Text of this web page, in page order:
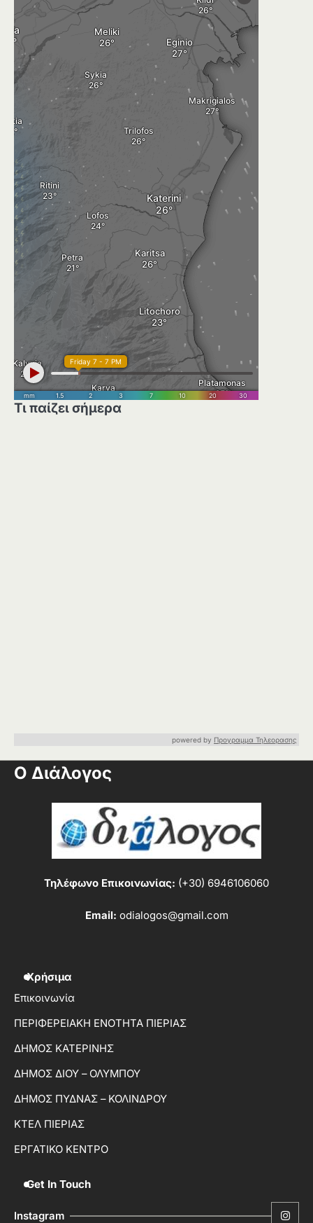
Τι παίζει σήμερα
powered by Προγραμμα Τηλεορασης
Ο Διάλογος
Τηλέφωνο Επικοινωνίας: (+30) 6946106060
Email: odialogos@gmail.com
Χρήσιμα
Επικοινωνία
ΠΕΡΙΦΕΡΕΙΑΚΗ ΕΝΟΤΗΤΑ ΠΙΕΡΙΑΣ
ΔΗΜΟΣ ΚΑΤΕΡΙΝΗΣ
ΔΗΜΟΣ ΔΙΟΥ – ΟΛΥΜΠΟΥ
ΔΗΜΟΣ ΠΥΔΝΑΣ – ΚΟΛΙΝΔΡΟΥ
ΚΤΕΛ ΠΙΕΡΙΑΣ
ΕΡΓΑΤΙΚΟ ΚΕΝΤΡΟ
Get In Touch
Instagram